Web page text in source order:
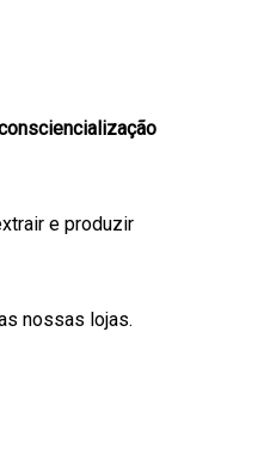
e produzir
nossas lojas.